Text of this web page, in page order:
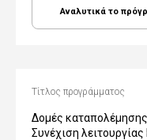
Αναλυτικά το
Τίτλος προγράμματος
Δομές
Συνέχιση